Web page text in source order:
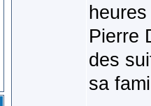
Pierre
des
sa